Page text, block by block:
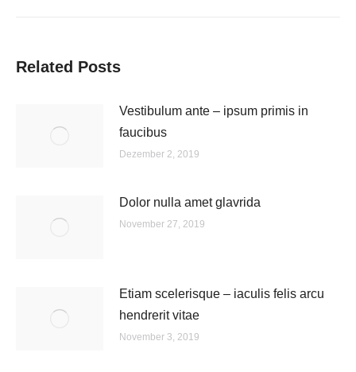
Related Posts
Vestibulum ante – ipsum primis in
faucibus
Dezember 2, 2019
Dolor nulla amet glavrida
November 27, 2019
Etiam scelerisque – iaculis felis arcu
hendrerit vitae
November 3, 2019